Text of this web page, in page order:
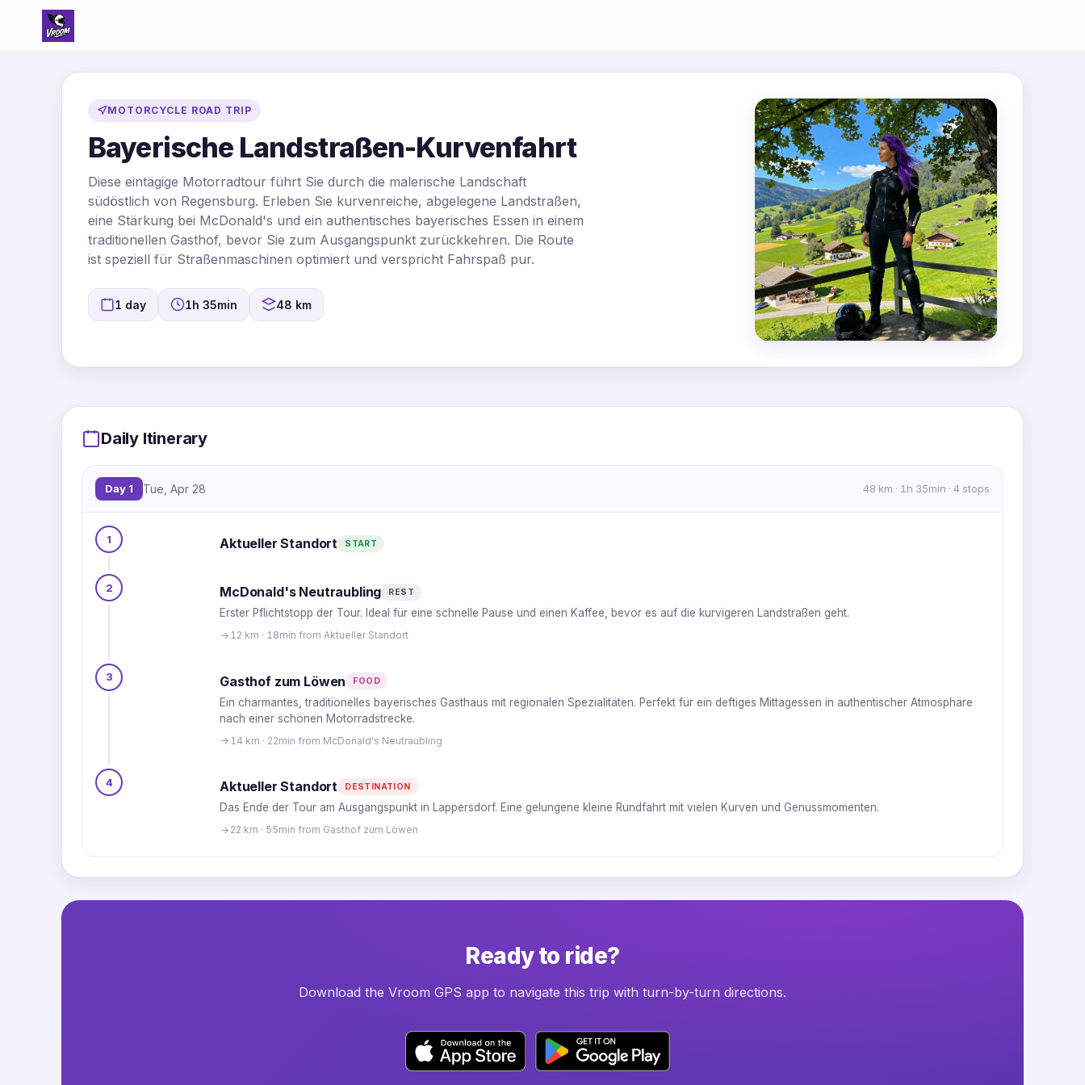
MOTORCYCLE ROAD TRIP
Bayerische Landstraßen-Kurvenfahrt
Diese eintägige Motorradtour führt Sie durch die malerische Landschaft
südöstlich von Regensburg. Erleben Sie kurvenreiche, abgelegene Landstraßen,
eine Stärkung bei McDonald's und ein authentisches bayerisches Essen in einem
traditionellen Gasthof, bevor Sie zum Ausgangspunkt zurückkehren. Die Route
ist speziell für Straßenmaschinen optimiert und verspricht Fahrspaß pur.
1 day 1h 35min 48 km
MapLibre|OpenFreeMap © OpenMapTilesData fromOpenStreetMap
Daily Itinerary
Day 1 Tue, Apr 28 48 km · 1h 35min · 4 stops
1 Aktueller Standort START
2 McDonald's Neutraubling REST
Erster Pflichtstopp der Tour. Ideal für eine schnelle Pause und einen Kaffee, bevor es auf die kurvigeren Landstraßen geht.
12 km · 18min from Aktueller Standort
3 Gasthof zum Löwen FOOD
Ein charmantes, traditionelles bayerisches Gasthaus mit regionalen Spezialitäten. Perfekt für ein deftiges Mittagessen in authentischer Atmosphäre
nach einer schönen Motorradstrecke.
14 km · 22min from McDonald's Neutraubling
4 Aktueller Standort DESTINATION
Das Ende der Tour am Ausgangspunkt in Lappersdorf. Eine gelungene kleine Rundfahrt mit vielen Kurven und Genussmomenten.
22 km · 55min from Gasthof zum Löwen
Ready to ride?
Download the Vroom GPS app to navigate this trip with turn-by-turn directions.